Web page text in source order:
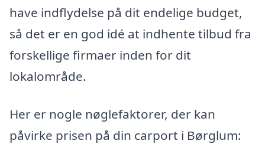
have indflydelse på dit endelige budget,
så det er en god idé at indhente tilbud fra
forskellige firmaer inden for dit
lokalområde.
Her er nogle nøglefaktorer, der kan
påvirke prisen på din carport i Børglum: